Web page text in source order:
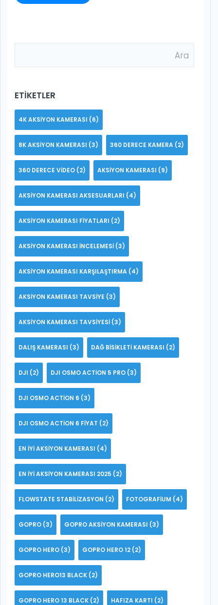
ETIKETLER
4K AKSIYON KAMERASI (6)
8K AKSIYON KAMERASI (3) 360 DERECE KAMERA (2)
360 DERECE VIDEO (2) AKSIYON KAMERASI (9)
AKSIYON KAMERASI AKSESUARLARI (4)
AKSIYON KAMERASI FIYATLARI (2)
AKSIYON KAMERASI INCELEMESI (3)
AKSIYON KAMERASI KARŞILAŞTIRMA (4)
AKSIYON KAMERASI TAVSIYE (3)
AKSIYON KAMERASI TAVSIYESI (3)
DALIŞ KAMERASI (3) DAĞ BISIKLETI KAMERASI (2)
DJI (2) DJI OSMO ACTION 5 PRO (3)
DJI OSMO ACTION 6 (3)
DJI OSMO ACTION 6 FIYAT (2)
EN IYI AKSIYON KAMERASI (4)
EN IYI AKSIYON KAMERASI 2025 (2)
FLOWSTATE STABILIZASYON (2) FOTOGRAFIUM (4)
GOPRO (3) GOPRO AKSIYON KAMERASI (3)
GOPRO HERO (3) GOPRO HERO 12 (2)
GOPRO HERO13 BLACK (2)
GOPRO HERO 13 BLACK (2) HAFIZA KARTI (2)